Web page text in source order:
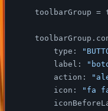
toolbarGroup =
type :
label :
action :
icon : "fa